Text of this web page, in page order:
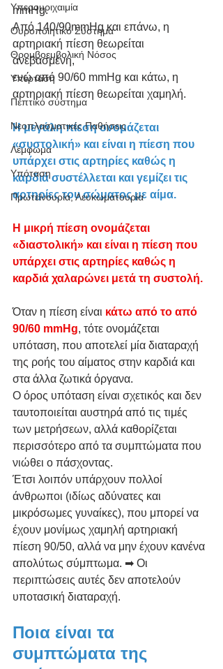
Υπερουριχαιμία
Ουροποιητικό Σύστημα
Θρομβοεμβολική Νόσος
Υπέρταση
Πεπτικό σύστημα
Νεοπλασματικές Παθήσεις
Λέμφωμα
Υπόταση
Πρωτεϊνουρία, Λευκωματουρία
mmHg.
Από 140/90mmHg και επάνω, η
αρτηριακή πίεση θεωρείται
ανεβασμένη,
ενώ από 90/60 mmHg και κάτω, η
αρτηριακή πίεση θεωρείται χαμηλή.
Η μεγάλη πίεση ονομάζεται
«συστολική» και είναι η πίεση που
υπάρχει στις αρτηρίες καθώς η
καρδιά συστέλλεται και γεμίζει τις
αρτηρίες του σώματος με αίμα.
Η μικρή πίεση ονομάζεται
«διαστολική» και είναι η πίεση που
υπάρχει στις αρτηρίες καθώς η
καρδιά χαλαρώνει μετά τη συστολή.
Όταν η πίεση είναι κάτω από το από
90/60 mmHg, τότε ονομάζεται
υπόταση, που αποτελεί μία διαταραχή
της ροής του αίματος στην καρδιά και
στα άλλα ζωτικά όργανα.
Ο όρος υπόταση είναι σχετικός και δεν
ταυτοποιείται αυστηρά από τις τιμές
των μετρήσεων, αλλά καθορίζεται
περισσότερο από τα συμπτώματα που
νιώθει ο πάσχοντας.
Έτσι λοιπόν υπάρχουν πολλοί
άνθρωποι (ιδίως αδύνατες και
μικρόσωμες γυναίκες), που μπορεί να
έχουν μονίμως χαμηλή αρτηριακή
πίεση 90/50, αλλά να μην έχουν κανένα
απολύτως σύμπτωμα. ➡ Οι
περιπτώσεις αυτές δεν αποτελούν
υποτασική διαταραχή.
Ποια είναι τα
συμπτώματα της